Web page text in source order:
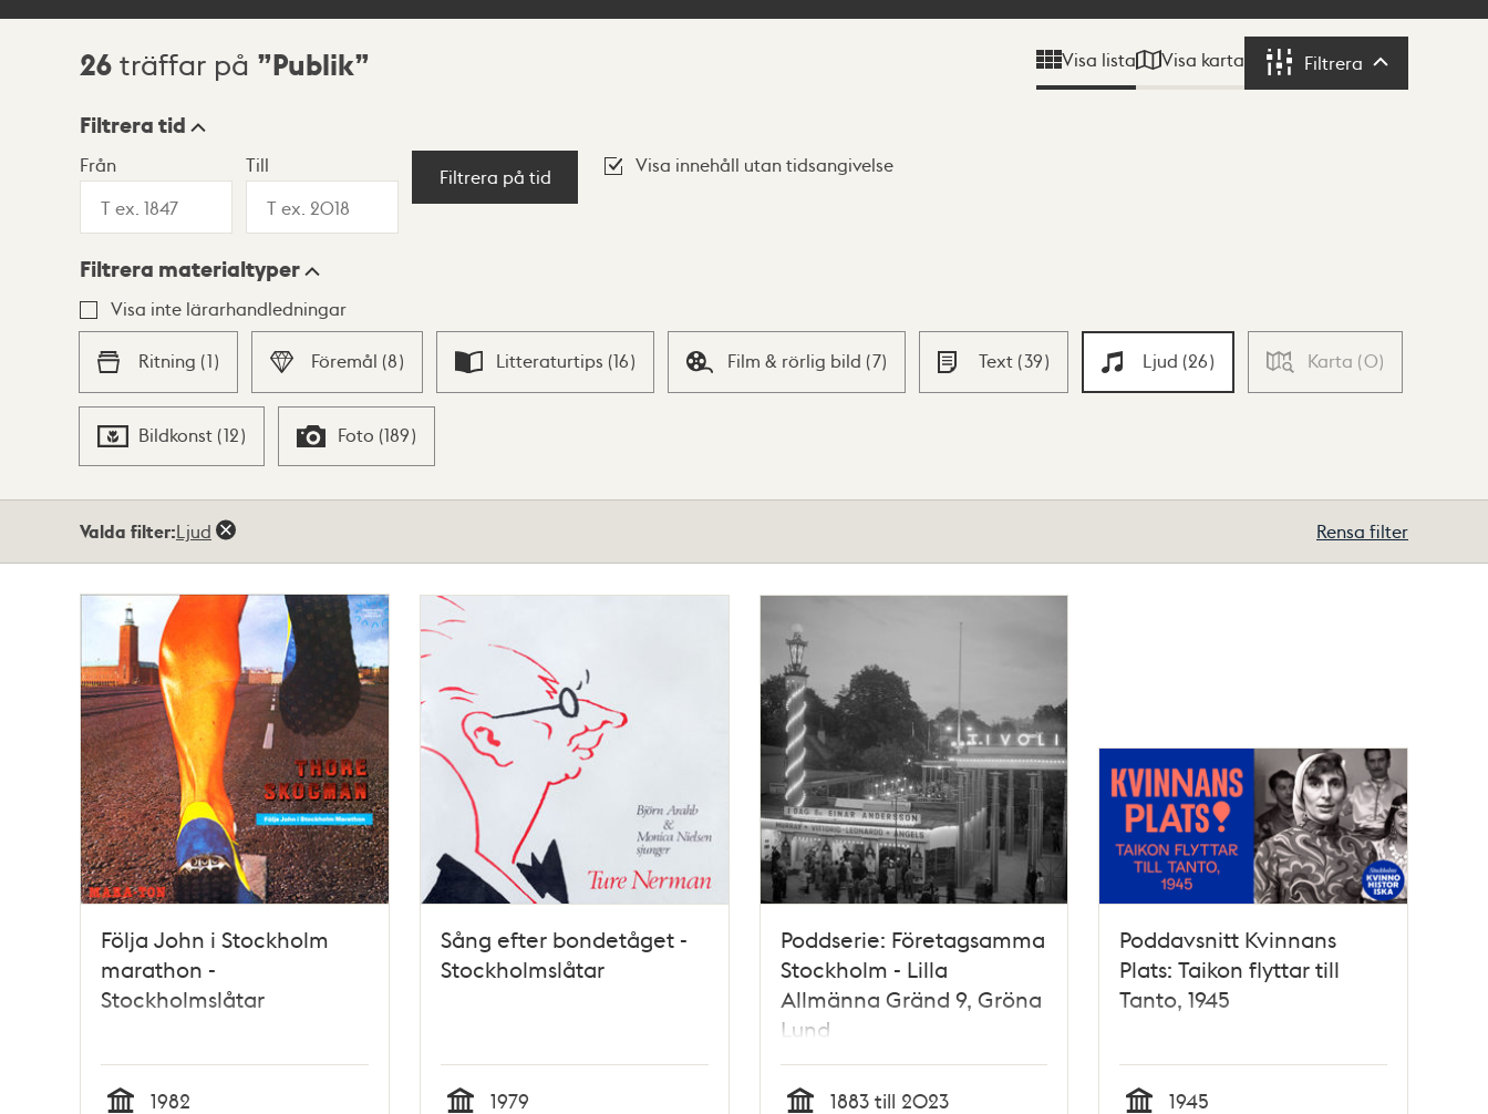
Sökresultat
26 träffar på Publik Visa lista Visa karta Filtrera Filtrera
Visningsläge
Lista Karta
Filtrera tid
Från Till
Filtrera på tid
Visa innehåll utan tidsangivelse
Filtrera materialtyper
Visa inte lärarhandledningar
Ritning (1) Föremål (8) Litteraturtips (16) Film & rörlig bild (7) Text (39) Ljud (26) Karta (0)
Bildkonst (12) Foto (189)
Valda filter:Ljud Rensa filter
Följa John i Stockholm
marathon -
Stockholmslåtar
1982
Sång efter bondetåget -
Stockholmslåtar
1979
Poddserie: Företagsamma
Stockholm - Lilla
Allmänna Gränd 9, Gröna
Lund
1883 till 2023
Poddavsnitt Kvinnans
Plats: Taikon flyttar till
Tanto, 1945
1945